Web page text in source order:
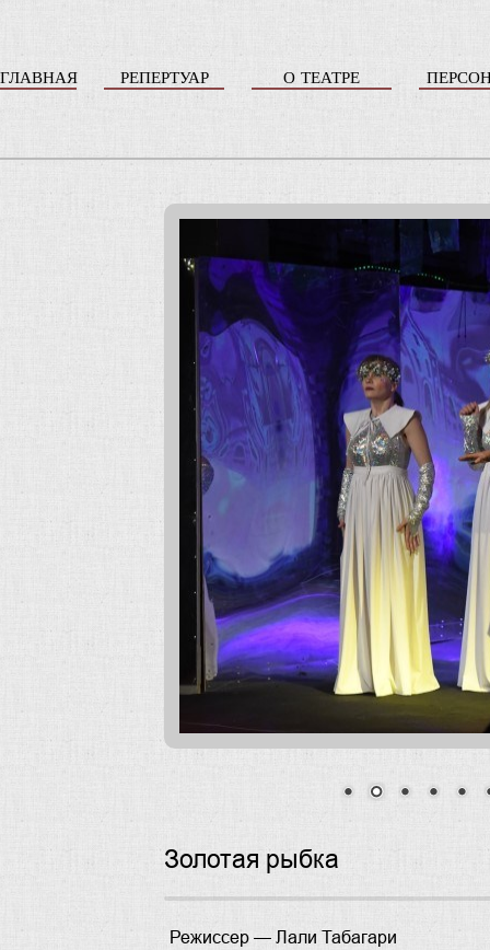
ГЛАВНАЯ РЕПЕРТУАР О ТЕАТРЕ
Золотая рыбка
Режиссер — Лали Табагари